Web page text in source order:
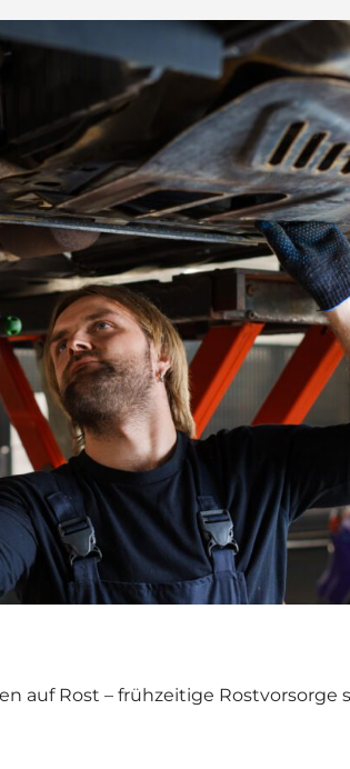
auf Rost – früh­zei­ti­ge Rost­vor­sor­ge